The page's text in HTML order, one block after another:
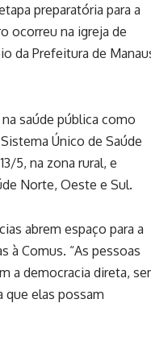
preparatória para a
ocorreu na igreja de
da Prefeitura de
saúde pública como
Único de Saúde
5, na zona rural, e
Norte, Oeste e Sul.
abrem espaço para a
à Comus. “As pessoas
a democracia direta,
que elas possam